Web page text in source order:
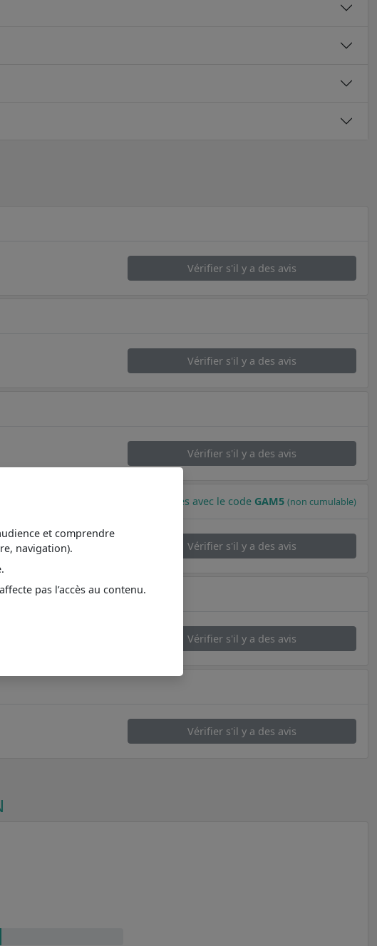
Vérifier s'il y a des avis
Vérifier s'il y a des avis
Vérifier s'il y a des avis
-5% supplémentaires avec le code GAM5 (non cumulable)
Vérifier s'il y a des avis
Vérifier s'il y a des avis
Vérifier s'il y a des avis
et comprendre
navigation).
pas l’accès au contenu.